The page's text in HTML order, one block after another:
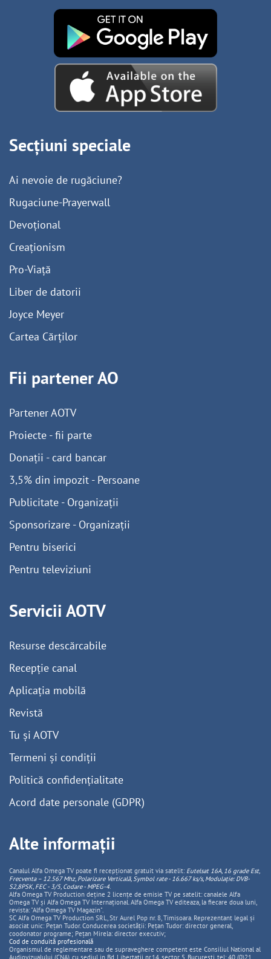
Secțiuni speciale
Ai nevoie de rugăciune?
Rugaciune-Prayerwall
Devoțional
Creaționism
Pro-Viață
Liber de datorii
Joyce Meyer
Cartea Cărților
Fii partener AO
Partener AOTV
Proiecte - fii parte
Donații - card bancar
3,5% din impozit - Persoane
Publicitate - Organizații
Sponsorizare - Organizații
Pentru biserici
Pentru televiziuni
Servicii AOTV
Resurse descărcabile
Recepție canal
Aplicația mobilă
Revistă
Tu și AOTV
Termeni și condiții
Politică confidențialitate
Acord date personale (GDPR)
Alte informații
Canalul Alfa Omega TV poate fi recepționat gratuit via satelit: Eutelsat 16A, 16 grade Est,
Frecventa – 12.567 Mhz, PolarizareVerticală, Symbol rate - 16.667 ks/s, Modulație: DVB-
S2,8PSK, FEC - 3/5, Codare - MPEG-4.
Alfa Omega TV Production deține 2 licențe de emisie TV pe satelit: canalele Alfa
Omega TV și Alfa Omega TV Internațional. Alfa Omega TV editeaza, la fiecare doua luni,
revista: "Alfa Omega TV Magazin".
SC Alfa Omega TV Production SRL, Str Aurel Pop nr. 8, Timisoara. Reprezentant legal și
asociat unic: Pețan Tudor. Conducerea societății: Pețan Tudor: director general,
coodonator programe; Pețan Mirela: director executiv;
Cod de conduită profesională
Organismul de reglementare sau de supraveghere competent este Consiliul National al